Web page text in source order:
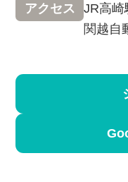
アクセス
JR高崎
関越自